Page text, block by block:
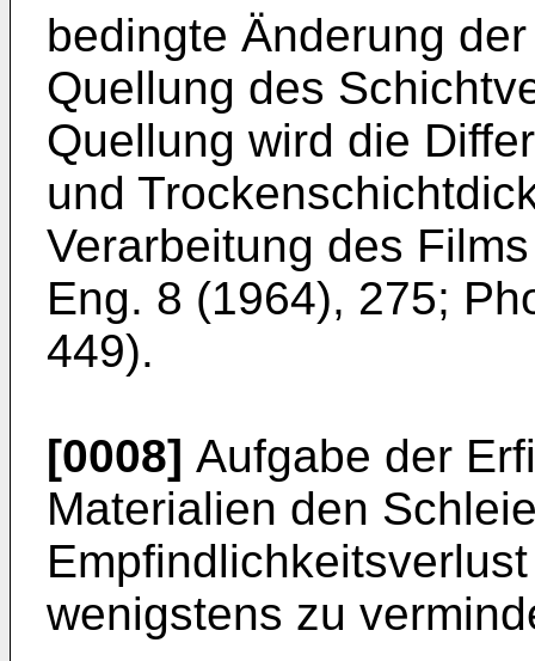
bedingte Änderung
Quellung des
Quellung wird die
und
Verarbeitung des
Eng. 8 (1964), 275;
449).
[0008] Aufgabe der
Materialien den
wenigstens zu